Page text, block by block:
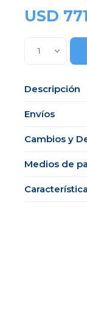
USD
1
Descripción
Envíos
Cambios y
Medios de